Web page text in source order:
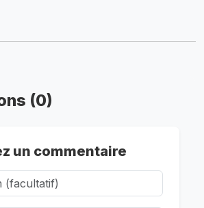
(0)
un commentaire